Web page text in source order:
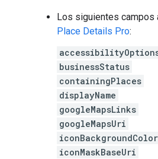
Los siguientes campos
Place Details Pro:
businessStatus
containingPlaces
displayName
googleMapsLinks
googleMapsUri
iconBackgroundColor
iconMaskBaseUri